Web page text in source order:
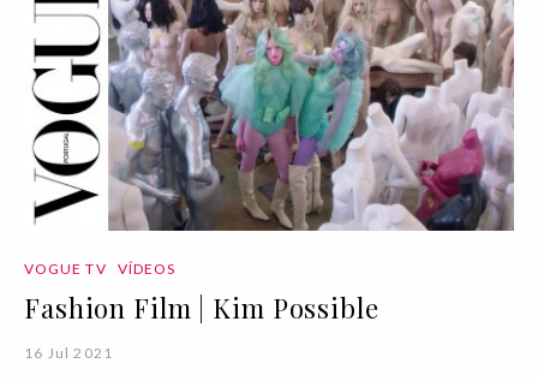
VOGUE TV VÍDEOS
Fashion Film | Kim Possible
16 Jul 2021